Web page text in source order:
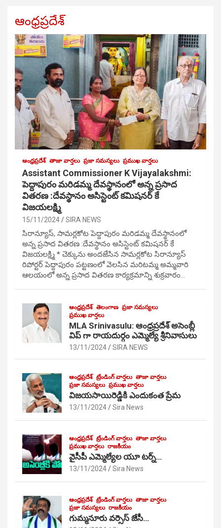
ఆంధ్రప్రదేశ్
ఆంధ్రప్రదేశ్ తాజా వార్తలు ప్రజా సమస్యలు ప్రముఖ వార్తలు
Assistant Commissioner K Vijayalakshmi:
పెద్దాపురం మరిడమ్మ దేవస్థానంలో అన్న ప్రసాద
వితరణ :దేవస్థానం అసిస్టెంట్ కమిషనర్ కే
విజయలక్ష్మి
15/11/2024 SIRA NEWS
సిరాన్యూస్, సామర్లకోట పెద్దాపురం మరిడమ్మ దేవస్థానంలో
అన్న ప్రసాద వితరణ :దేవస్థానం అసిస్టెంట్ కమిషనర్ కే
విజయలక్ష్మి * చెక్కును అందజేసిన సామర్లకోట సిరాన్యూస్
రిపోర్టర్ పెద్దాపురం పట్టణంలో వెలసిన మరిటమ్మ అమ్మవారి
ఆలయంలో అన్న ప్రసాద వితరణ కార్యక్రమాన్ని శుక్రవారం…
ఆంధ్రప్రదేశ్ తెలంగాణ ప్రజా సమస్యలు
ప్రముఖ వార్తలు
MLA Srinivasulu: ఆంధ్రప్రదేశ్ అసెంబ్లీ
విప్ గా రాయదుర్గం ఎమ్మెల్యే శ్రీనివాసులు
13/11/2024 SIRA NEWS
ఆంధ్రప్రదేశ్ ట్రేండింగ్ వార్తలు తాజా వార్తలు
ప్రజా సమస్యలు ప్రముఖ వార్తలు
విజయసాయిరెడ్డికి ఎందుకంత ప్రేమ
13/11/2024 Sira News
ఆంధ్రప్రదేశ్ ట్రేండింగ్ వార్తలు తాజా వార్తలు
ప్రముఖ వార్తలు రాజకీయం
వైసీపీ ఎమ్మెల్యేల యూ టర్న్…
13/11/2024 Sira News
ఆంధ్రప్రదేశ్ ట్రేండింగ్ వార్తలు తాజా వార్తలు
ప్రజా సమస్యలు రాజకీయం
గుమ్మనూరు వర్సెస్ జేసీ…